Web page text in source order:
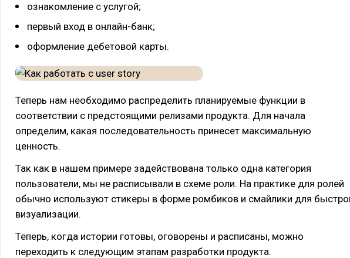
ознакомление с услугой;
первый вход в онлайн-банк;
оформление дебетовой карты.
Теперь нам необходимо распределить планируемые функции в
соответствии с предстоящими релизами продукта. Для начала
определим, какая последовательность принесет максимальную
ценность.
Так как в нашем примере задействована только одна категория
пользователи, мы не расписывали в схеме роли. На практике для ролей
обычно используют стикеры в форме ромбиков и смайлики для
визуализации.
Теперь, когда истории готовы, оговорены и расписаны, можно
переходить к следующим этапам разработки продукта.